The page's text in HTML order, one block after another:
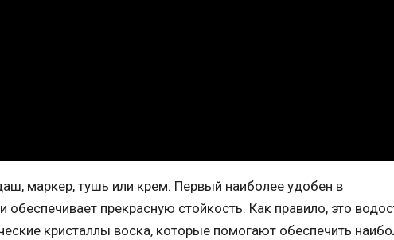
маркер, тушь или крем. Первый наиболее удобен в
обеспечивает прекрасную стойкость. Как правило, это
кристаллы воска, которые помогают обеспечить